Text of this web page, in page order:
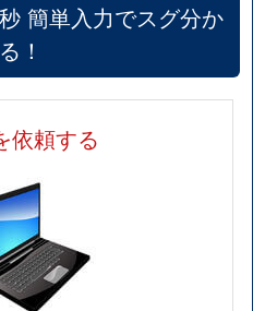
簡単入力でスグ分か
る！
依頼する